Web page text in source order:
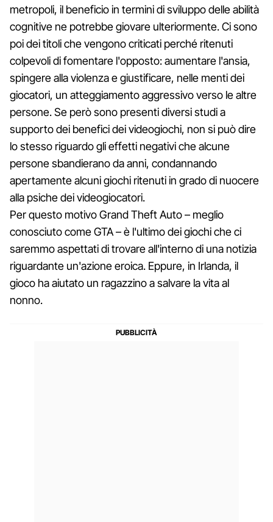
metropoli, il beneficio in termini di sviluppo delle abilità
cognitive ne potrebbe giovare ulteriormente. Ci sono
poi dei titoli che vengono criticati perché ritenuti
colpevoli di fomentare l'opposto: aumentare l'ansia,
spingere alla violenza e giustificare, nelle menti dei
giocatori, un atteggiamento aggressivo verso le altre
persone. Se però sono presenti diversi studi a
supporto dei benefici dei videogiochi, non si può dire
lo stesso riguardo gli effetti negativi che alcune
persone sbandierano da anni, condannando
apertamente alcuni giochi ritenuti in grado di nuocere
alla psiche dei videogiocatori.
Per questo motivo Grand Theft Auto – meglio
conosciuto come GTA – è l'ultimo dei giochi che ci
saremmo aspettati di trovare all'interno di una notizia
riguardante un'azione eroica. Eppure, in Irlanda, il
gioco ha aiutato un ragazzino a salvare la vita al
nonno.